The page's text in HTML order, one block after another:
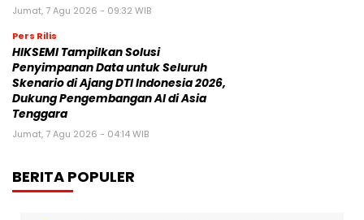
Jumat, 7 Agu 2026 - 09:32 WIB
Pers Rilis
HIKSEMI Tampilkan Solusi
Penyimpanan Data untuk Seluruh
Skenario di Ajang DTI Indonesia 2026,
Dukung Pengembangan AI di Asia
Tenggara
Jumat, 7 Agu 2026 - 04:14 WIB
BERITA POPULER